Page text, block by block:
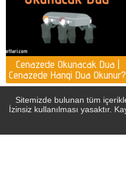
Cenazede Okunacak Dua |
Cenazede Hangi Dua Okunur?
Sitemizde bulunan tüm
İzinsiz kullanılması yasaktır.